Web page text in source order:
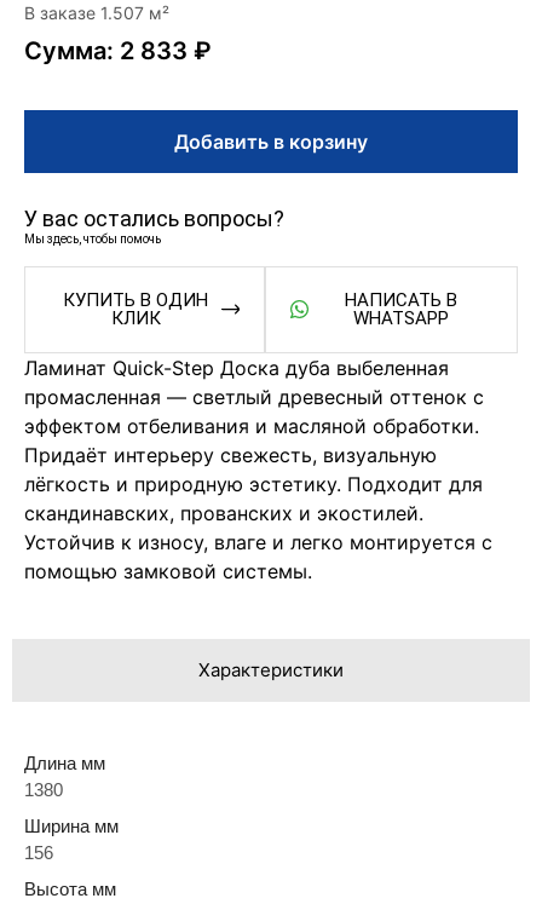
В заказе 1.507 м²
Сумма: 2 833 ₽
Добавить в корзину
У вас остались вопросы?
Мы здесь, чтобы помочь
КУПИТЬ В ОДИН
КЛИК
НАПИСАТЬ В
WHATSAPP
Ламинат Quick-Step Доска дуба выбеленная
промасленная — светлый древесный оттенок с
эффектом отбеливания и масляной обработки.
Придаёт интерьеру свежесть, визуальную
лёгкость и природную эстетику. Подходит для
скандинавских, прованских и экостилей.
Устойчив к износу, влаге и легко монтируется с
помощью замковой системы.
Характеристики
Длина мм
1380
Ширина мм
156
Высота мм